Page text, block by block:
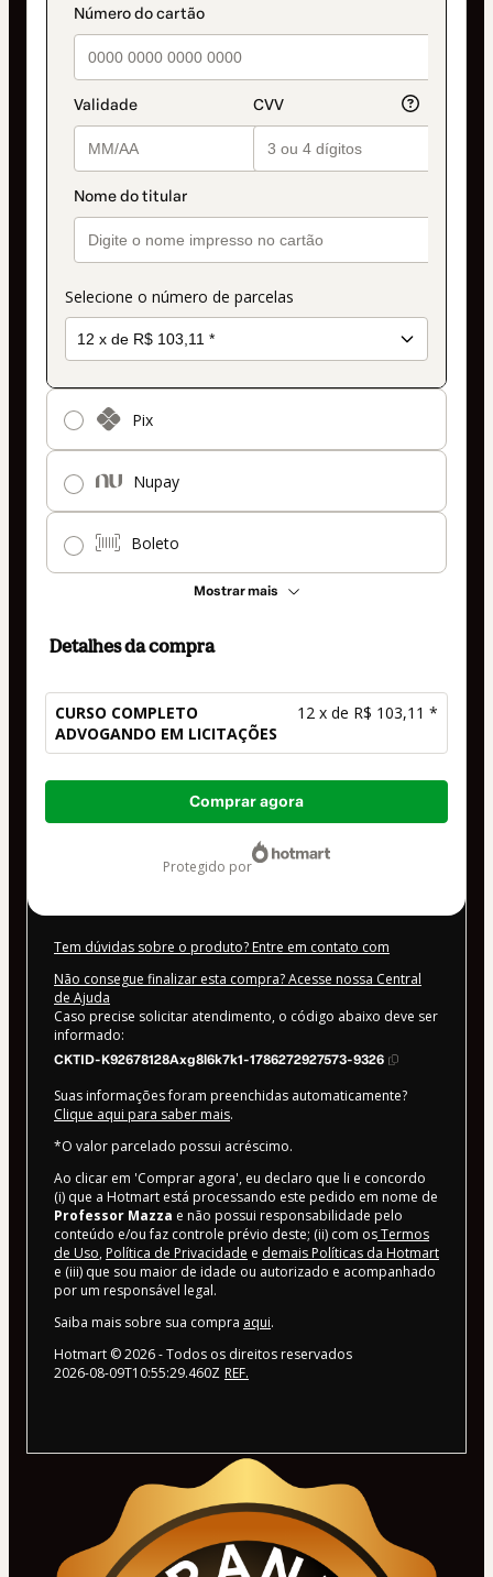
Selecione o número de parcelas
Pix
Nupay
Boleto
Mostrar mais
pagamento
Detalhes da compra
CURSO COMPLETO
ADVOGANDO EM LICITAÇÕES
12 x de R$ 103,11 *
Total
Comprar agora
protegido por
Tem dúvidas sobre o produto? Entre em contato com
Não consegue finalizar esta compra? Acesse nossa Central
de Ajuda
Caso precise solicitar atendimento, o código abaixo deve ser
informado:
CKTID-K92678128Axg8l6k7k1-1786272927573-9326
Suas informações foram preenchidas automaticamente?
Clique aqui para saber mais.
*O valor parcelado possui acréscimo.
Ao clicar em 'Comprar agora', eu declaro que li e concordo
(i) que a Hotmart está processando este pedido em nome de
Professor Mazza e não possui responsabilidade pelo
conteúdo e/ou faz controle prévio deste; (ii) com osTermos
de Uso, Política de Privacidade e demais Políticas da Hotmart
e (iii) que sou maior de idade ou autorizado e acompanhado
por um responsável legal.
Saiba mais sobre sua compra aqui.
Hotmart ©2026- Todos os direitos reservados
2026-08-09T10:55:29.460Z REF.